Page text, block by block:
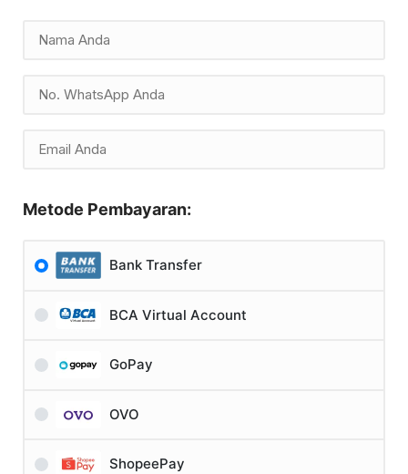
Metode Pembayaran:
Bank Transfer
BCA Virtual Account
GoPay
OVO
ShopeePay